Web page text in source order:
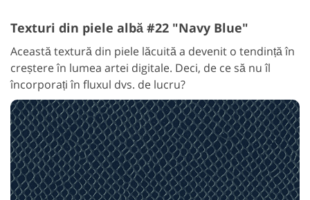
Texturi din piele albă #22 "Navy Blue"
Această textură din piele lăcuită a devenit o tendință în
creștere în lumea artei digitale. Deci, de ce să nu îl
încorporați în fluxul dvs. de lucru?